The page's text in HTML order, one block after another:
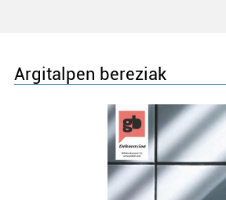
Argitalpen bereziak